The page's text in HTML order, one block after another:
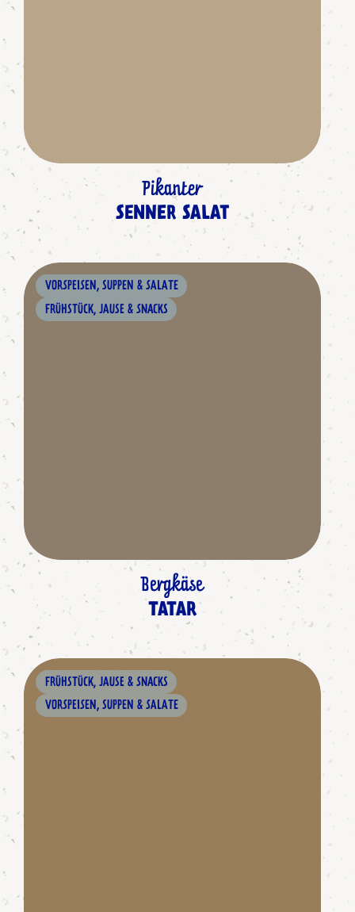
Pikanter
SENNER SALAT
VORSPEISEN, SUPPEN & SALATE
FRÜHSTÜCK, JAUSE & SNACKS
Bergkäse
TATAR
FRÜHSTÜCK, JAUSE & SNACKS
VORSPEISEN, SUPPEN & SALATE